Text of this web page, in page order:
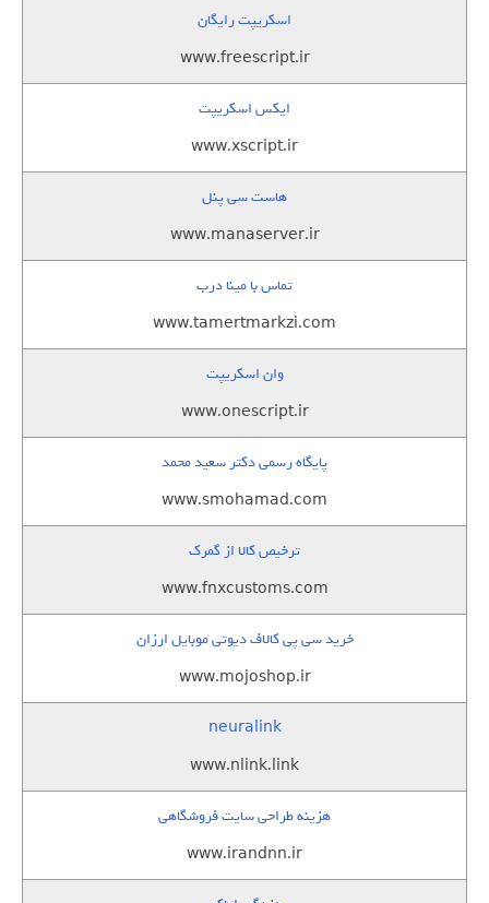
اسکریپت رایگان
www.freescript.ir
ایکس اسکریپت
www.xscript.ir
هاست سی پنل
www.manaserver.ir
تماس با مینا درب
www.tamertmarkzi.com
وان اسکریپت
www.onescript.ir
پایگاه رسمی دکتر سعید محمد
www.smohamad.com
ترخیص کالا از گمرک
www.fnxcustoms.com
خرید سی پی کالاف دیوتی موبایل ارزان
www.mojoshop.ir
neuralink
www.nlink.link
هزینه طراحی سایت فروشگاهی
www.irandnn.ir